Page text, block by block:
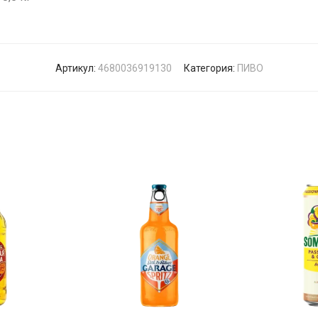
Артикул: 4680036919130 Категория: ПИВО